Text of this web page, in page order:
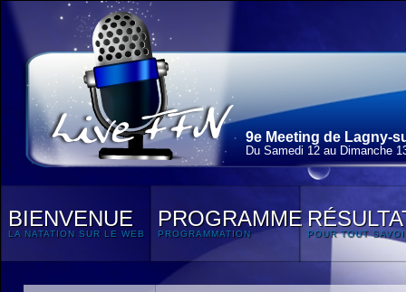
9e Meeting de Lagny-
Du Samedi 12 au Dimanche
BIENVENUE
LA NATATION SUR LE WEB
PROGRAMME
PROGRAMMATION POUR TOUT